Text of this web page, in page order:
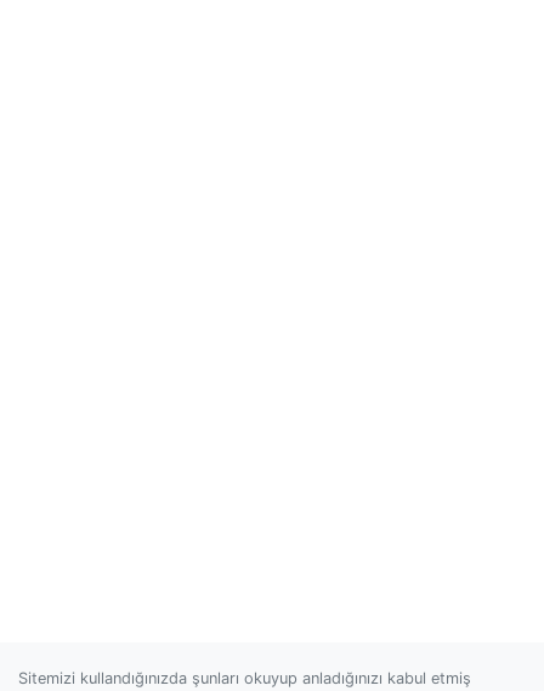
Sitemizi kullandığınızda şunları okuyup anladığınızı kabul etmiş